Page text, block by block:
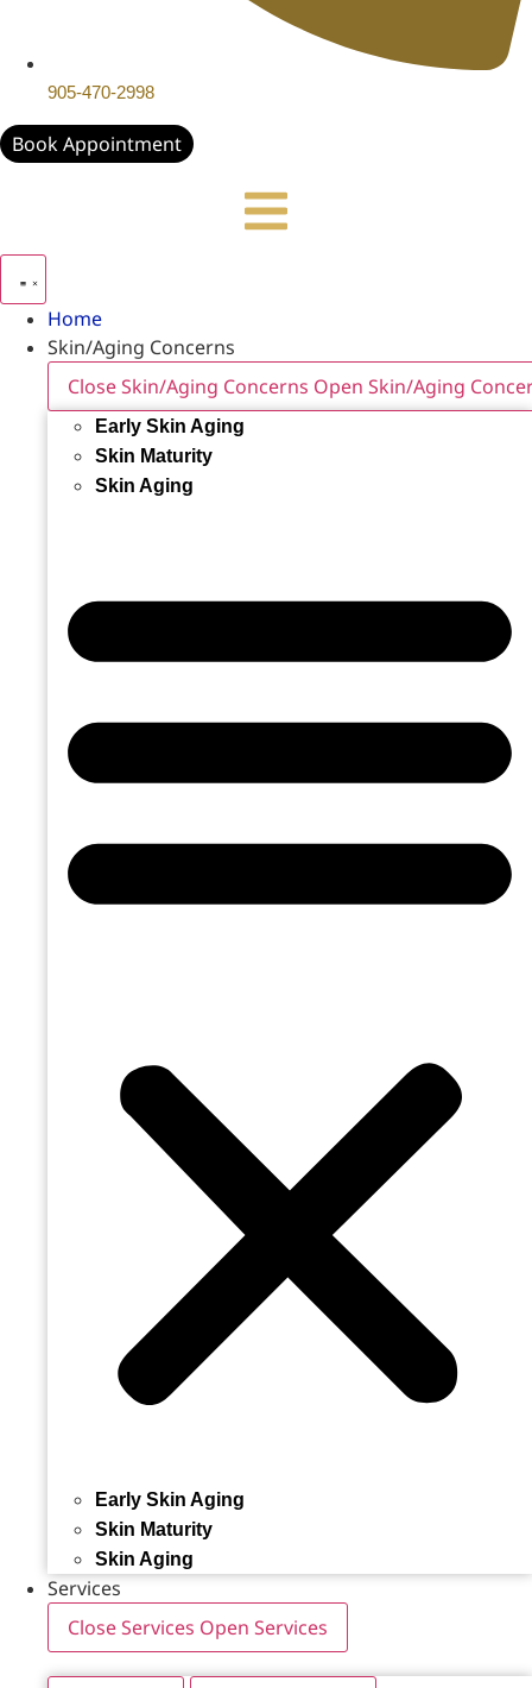
905-470-2998
Book Appointment
Home
Skin/Aging Concerns
Close Skin/Aging Concerns Open Skin/Aging
Early Skin Aging
Skin Maturity
Skin Aging
Early Skin Aging
Skin Maturity
Skin Aging
Services
Close Services Open Services